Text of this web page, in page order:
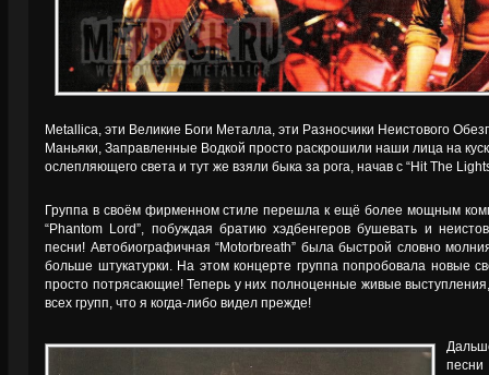
Metallica, эти Великие Боги Металла, эти Разносчики Неистового
Маньяки, Заправленные Водкой просто раскрошили наши лица на
ослепляющего света и тут же взяли быка за рога, начав с “Hit The
Группа в своём фирменном стиле перешла к ещё более мощным
“Phantom Lord”, побуждая братию хэдбенгеров бушевать и
песни! Автобиографичная “Motorbreath” была быстрой словно
больше штукатурки. На этом концерте группа попробовала новые
просто потрясающие! Теперь у них полноценные живые
всех групп, что я когда-либо видел прежде!